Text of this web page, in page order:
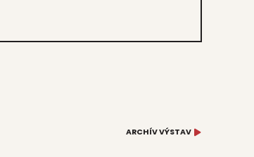
ARCHÍV VÝSTAV